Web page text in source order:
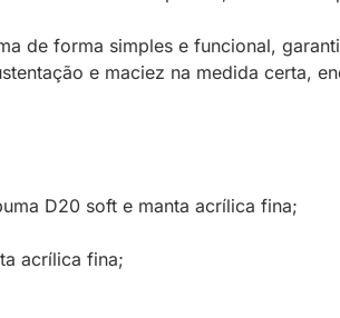
de forma simples e funcional,
e maciez na medida certa,
D20 soft e manta acrílica fina;
acrílica fina;